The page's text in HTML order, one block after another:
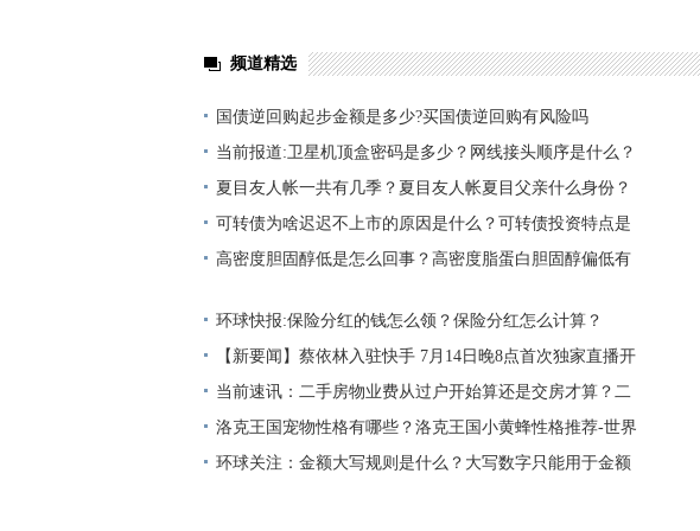
频道精选
国债逆回购起步金额是多少?买国债逆回购有风险吗
当前报道:卫星机顶盒密码是多少？网线接头顺序是什么？
夏目友人帐一共有几季？夏目友人帐夏目父亲什么身份？
可转债为啥迟迟不上市的原因是什么？可转债投资特点是
什么？_天天速看料
高密度胆固醇低是怎么回事？高密度脂蛋白胆固醇偏低有
环球快报:保险分红的钱怎么领？保险分红怎么计算？
【新要闻】蔡依林入驻快手 7月14日晚8点首次独家直播开
唱
当前速讯：二手房物业费从过户开始算还是交房才算？二
手房解押到过户要多久？
洛克王国宠物性格有哪些？洛克王国小黄蜂性格推荐-世界
最资讯
环球关注：金额大写规则是什么？大写数字只能用于金额